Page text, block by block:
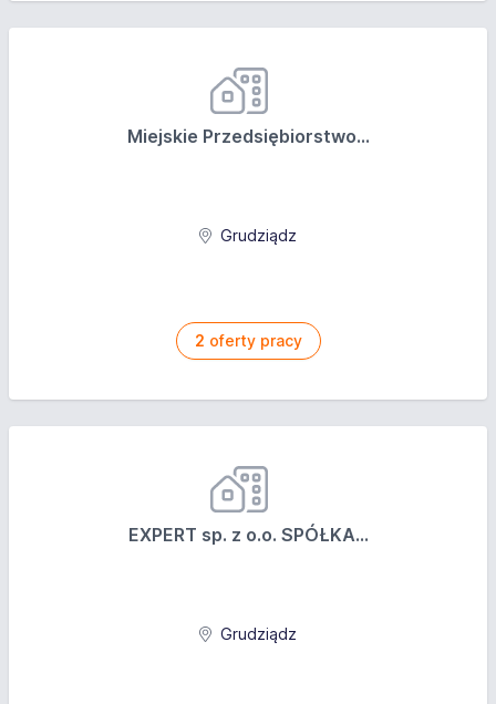
Miejskie Przedsiębiorstwo...
Grudziądz
2 oferty pracy
EXPERT sp. z o.o. SPÓŁKA...
Grudziądz